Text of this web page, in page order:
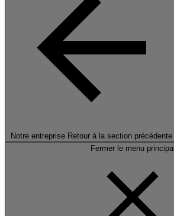
Notre entreprise Retour à la section précédente
Fermer le menu principal